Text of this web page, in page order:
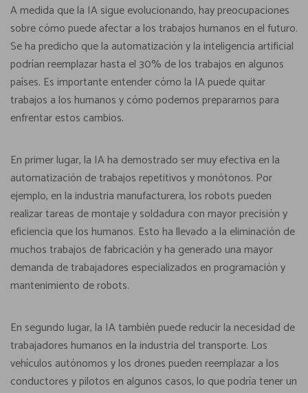
A medida que la IA sigue evolucionando, hay preocupaciones
sobre cómo puede afectar a los trabajos humanos en el futuro.
Se ha predicho que la automatización y la inteligencia artificial
podrían reemplazar hasta el 30% de los trabajos en algunos
países. Es importante entender cómo la IA puede quitar
trabajos a los humanos y cómo podemos prepararnos para
enfrentar estos cambios.
En primer lugar, la IA ha demostrado ser muy efectiva en la
automatización de trabajos repetitivos y monótonos. Por
ejemplo, en la industria manufacturera, los robots pueden
realizar tareas de montaje y soldadura con mayor precisión y
eficiencia que los humanos. Esto ha llevado a la eliminación de
muchos trabajos de fabricación y ha generado una mayor
demanda de trabajadores especializados en programación y
mantenimiento de robots.
En segundo lugar, la IA también puede reducir la necesidad de
trabajadores humanos en la industria del transporte. Los
vehículos autónomos y los drones pueden reemplazar a los
conductores y pilotos en algunos casos, lo que podría tener un